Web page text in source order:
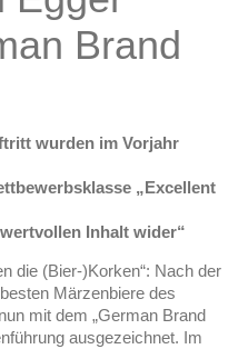
Brand
wurden im Vorjahr
„Excellent
Inhalt wider“
die (Bier-)Korken“: Nach der
Märzenbiere des
mit dem „German Brand
ausgezeichnet. Im